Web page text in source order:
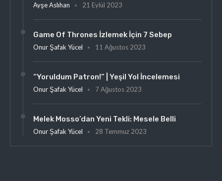
Ayşe Aslıhan 21 Eylül 2023
Game Of Thrones İzlemek İçin 7 Sebep
Onur Şafak Yücel 11 Ağustos 2023
“Yoruldum Patron!” | Yeşil Yol İncelemesi
Onur Şafak Yücel 7 Ağustos 2023
Melek Mosso’dan Yeni Tekli: Mesele Belli
Onur Şafak Yücel 28 Temmuz 2023